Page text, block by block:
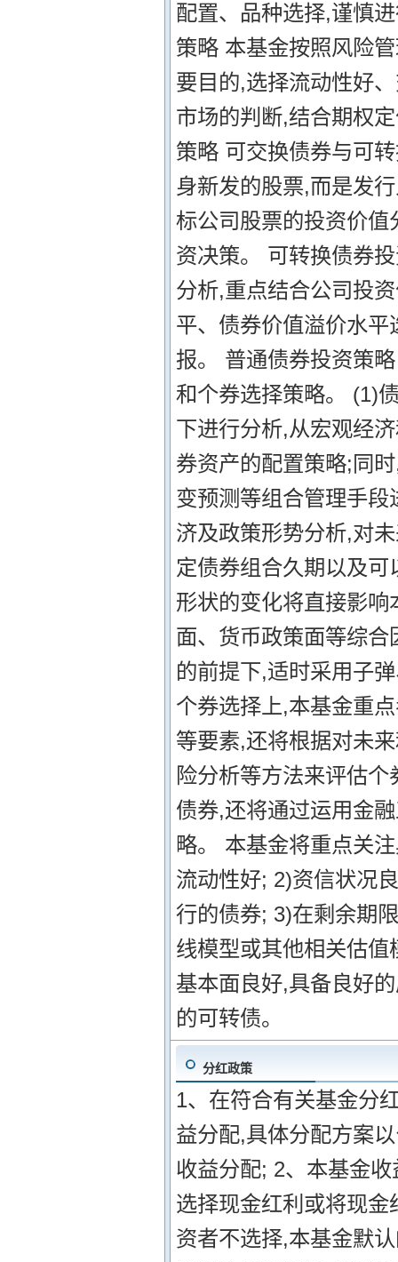
配置、品种选择,谨慎
策略 本基金按照风险
要目的,选择流动性好
市场的判断,结合期权
策略 可交换债券与可
身新发的股票,而是发
标公司股票的投资价
资决策。 可转换债券
分析,重点结合公司投
平、债券价值溢价水
报。 普通债券投资策
和个券选择策略。 (1)
下进行分析,从宏观经
券资产的配置策略;同
变预测等组合管理手
济及政策形势分析,对
定债券组合久期以及
形状的变化将直接影
面、货币政策面等综
的前提下,适时采用子
个券选择上,本基金重
等要素,还将根据对未
险分析等方法来评估
债券,还将通过运用金
略。 本基金将重点关
流动性好; 2)资信状况
行的债券; 3)在剩余期
线模型或其他相关估
基本面良好,具备良好
的可转债。
分红政策
1、在符合有关基金分
益分配,具体分配方案
收益分配; 2、本基金
选择现金红利或将现
资者不选择,本基金默